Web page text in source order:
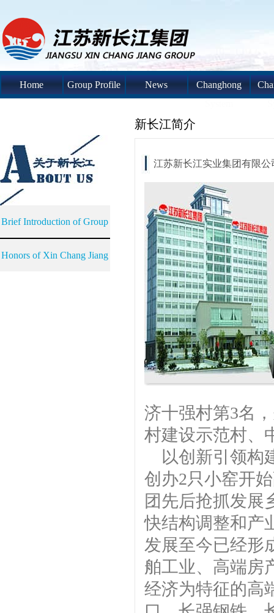
Home Group Profile News
Changhong
Brief Introduction of Group
Honors of Xin Chang Jiang
新长江简介
江苏新长江实业集团有限公
济十强村第3名
村建设示范村、
以创新引领构
创办2只小窑开
团先后抢抓发展
快结构调整和产
发展至今已经形
舶工业、高端房
经济为特征的高